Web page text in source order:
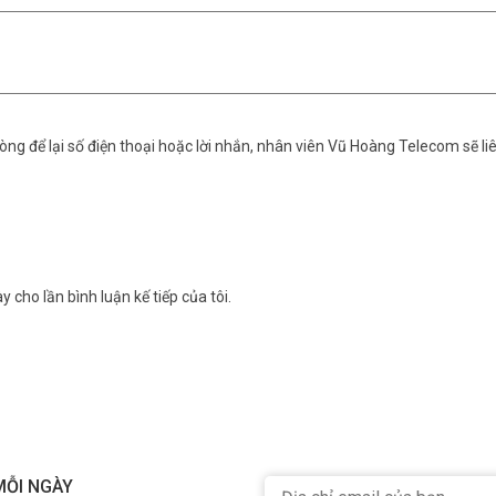
để lại số điện thoại hoặc lời nhắn, nhân viên Vũ Hoàng Telecom sẽ
cho lần bình luận kế tiếp của tôi.
NGÀY